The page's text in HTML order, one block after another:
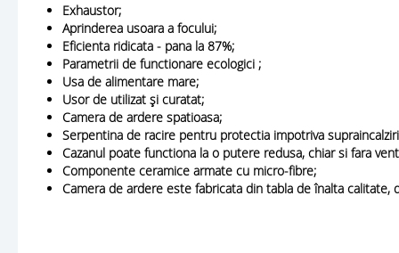
Exhaustor;
Aprinderea usoara a focului;
Eficienta ridicata - pana la 87%;
Parametrii de functionare ecologici ;
Usa de alimentare mare;
Usor de utilizat şi curatat;
Camera de ardere spatioasa;
Serpentina de racire pentru protectia impotriva
Cazanul poate functiona la o putere redusa, chiar si fara
Componente ceramice armate cu micro-fibre;
Camera de ardere este fabricata din tabla de înalta calitate,